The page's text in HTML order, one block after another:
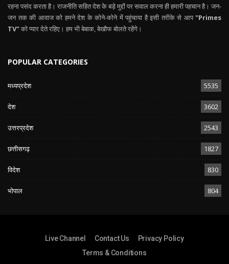
रहना पसंद करता है। राजनीति सहित देश के बड़े मुद्दों पर सवाल करना ही हमारी पहचान है। जन-
जन तक की आवाज को हमने देश के कोने-कोने में पहुंचाया है इसी तरीके से आप "Primes
TV"को प्यार देते रहिए। हम भी बेबाक, बेखौफ बोलते रहेंगे।
POPULAR CATEGORIES
मध्यप्रदेश 5535
देश 3602
उत्तरप्रदेश 2543
छत्तीसगढ़ 1827
विदेश 830
भोपाल 804
Live Channel Contact Us
Privacy Policy
Terms & Conditions